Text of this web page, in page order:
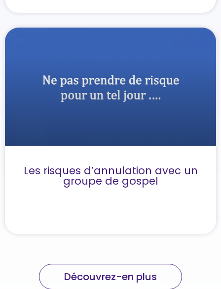
Les risques d’annulation avec un
groupe de gospel
Découvrez-en plus